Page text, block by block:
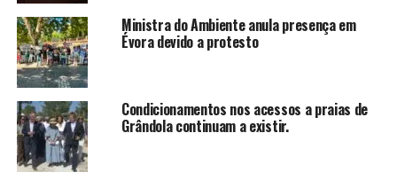
Ministra do Ambiente anula presença em
Évora devido a protesto
Condicionamentos nos acessos a praias de
Grândola continuam a existir.